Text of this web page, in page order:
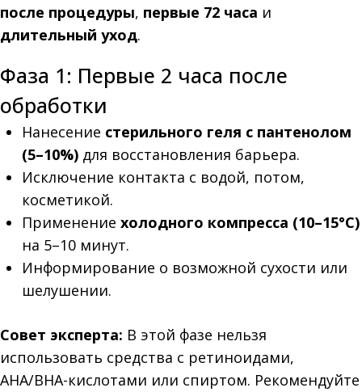
после процедуры, первые 72 часа и
длительный уход.
Фаза 1: Первые 2 часа после
обработки
Нанесение стерильного геля с пантенолом
(5–10%) для восстановления барьера.
Исключение контакта с водой, потом,
косметикой.
Применение холодного компресса (10–15°C)
на 5–10 минут.
Информирование о возможной сухости или
шелушении.
Совет эксперта: В этой фазе нельзя
использовать средства с ретиноидами,
AHA/BHA-кислотами или спиртом. Рекомендуйте